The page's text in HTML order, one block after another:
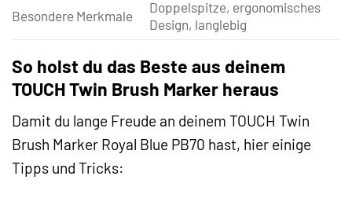
Besondere Merkmale
Doppelspitze, ergonomisches
Design, langlebig
So holst du das Beste aus deinem
TOUCH Twin Brush Marker heraus
Damit du lange Freude an deinem TOUCH Twin
Brush Marker Royal Blue PB70 hast, hier einige
Tipps und Tricks: